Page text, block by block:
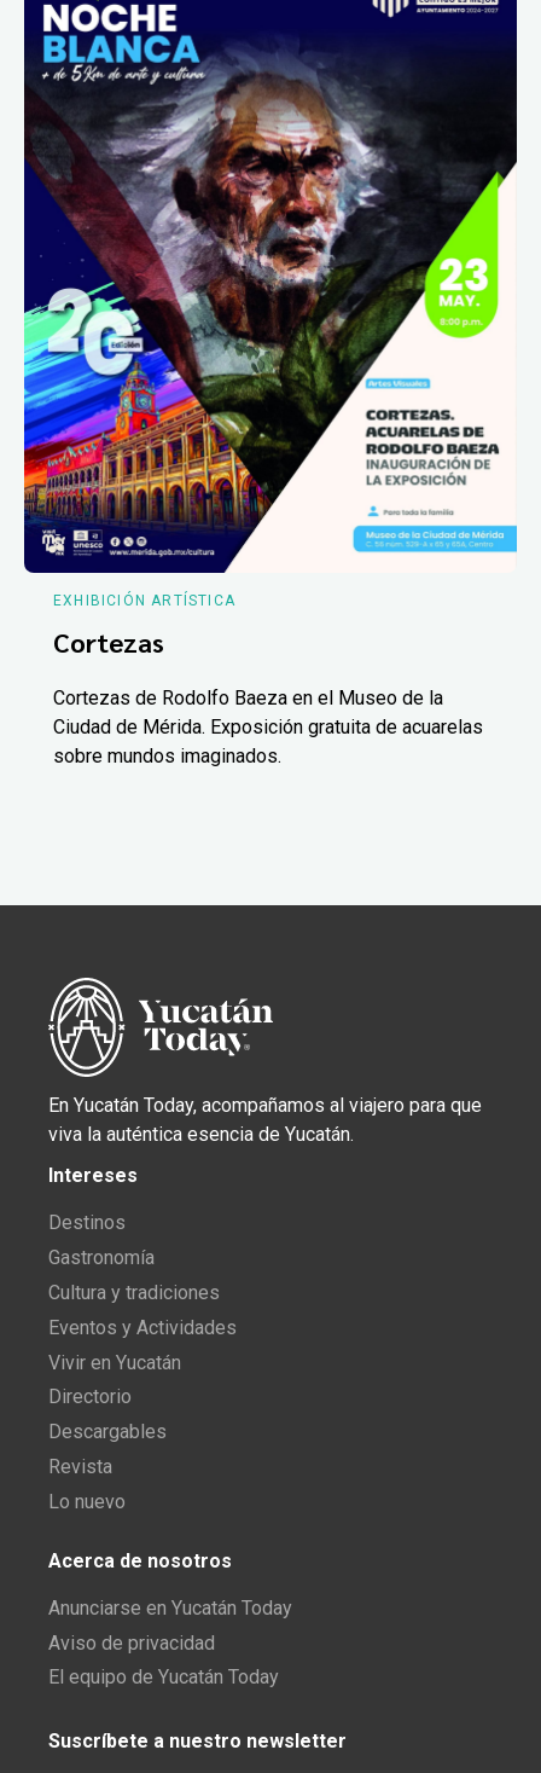
EXHIBICIÓN ARTÍSTICA
Cortezas
Cortezas de Rodolfo Baeza en el Museo de la
Ciudad de Mérida. Exposición gratuita de acuarelas
sobre mundos imaginados.
En Yucatán Today, acompañamos al viajero para que
viva la auténtica esencia de Yucatán.
Intereses
Destinos
Gastronomía
Cultura y tradiciones
Eventos y Actividades
Vivir en Yucatán
Directorio
Descargables
Revista
Lo nuevo
Acerca de nosotros
Anunciarse en Yucatán Today
Aviso de privacidad
El equipo de Yucatán Today
Suscríbete a nuestro newsletter